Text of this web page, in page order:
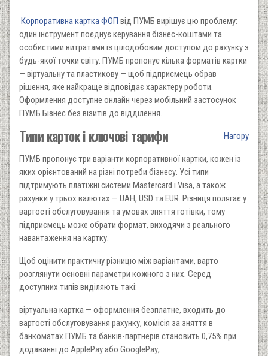
Корпоративна картка ФОП від ПУМБ вирішує цю проблему:
один інструмент поєднує керування бізнес-коштами та
особистими витратами із цілодобовим доступом до рахунку з
будь-якої точки світу. ПУМБ пропонує кілька форматів картки
— віртуальну та пластикову — щоб підприємець обрав
рішення, яке найкраще відповідає характеру роботи.
Оформлення доступне онлайн через мобільний застосунок
ПУМБ Бізнес без візитів до відділення.
Нагору
Типи карток і ключові тарифи
ПУМБ пропонує три варіанти корпоративної картки, кожен із
яких орієнтований на різні потреби бізнесу. Усі типи
підтримують платіжні системи Mastercard і Visa, а також
рахунки у трьох валютах — UAH, USD та EUR. Різниця полягає у
вартості обслуговування та умовах зняття готівки, тому
підприємець може обрати формат, виходячи з реального
навантаження на картку.
Щоб оцінити практичну різницю між варіантами, варто
розглянути основні параметри кожного з них. Серед
доступних типів виділяють такі:
віртуальна картка — оформлення безплатне, входить до
вартості обслуговування рахунку, комісія за зняття в
банкоматах ПУМБ та банків-партнерів становить 0,75% при
додаванні до ApplePay або GooglePay;